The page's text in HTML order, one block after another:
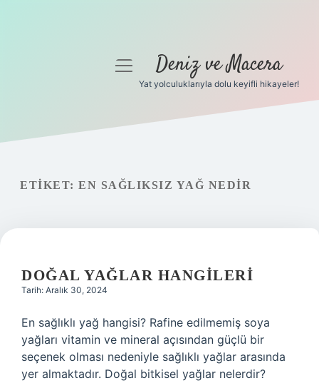
Gizlilik Politikası
menüyüDeniz ve Macera
Yat yolculuklarıyla dolu keyifli hikayeler!
ETIKET: EN SAĞLIKSIZ YAĞ NEDIR
DOĞAL YAĞLAR HANGILERI
Tarih: Aralık 30, 2024
En sağlıklı yağ hangisi? Rafine edilmemiş soya
yağları vitamin ve mineral açısından güçlü bir
seçenek olması nedeniyle sağlıklı yağlar arasında
yer almaktadır. Doğal bitkisel yağlar nelerdir?